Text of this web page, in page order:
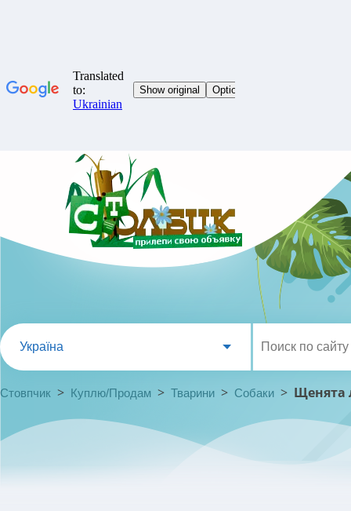
Україна
Стовпчик > Куплю/Продам > Тварини > Собаки > Щенята